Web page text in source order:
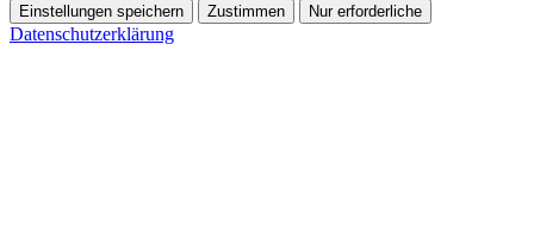
Einstellungen speichern Zustimmen Nur erforderliche
Datenschutzerklärung